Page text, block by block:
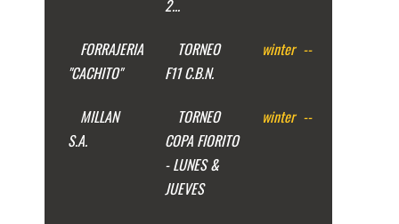
2...
FORRAJERIA
"CACHITO"
TORNEO
F11 C.B.N.
winter --
MILLAN
S.A.
TORNEO
COPA FIORITO
- LUNES &
JUEVES
winter --